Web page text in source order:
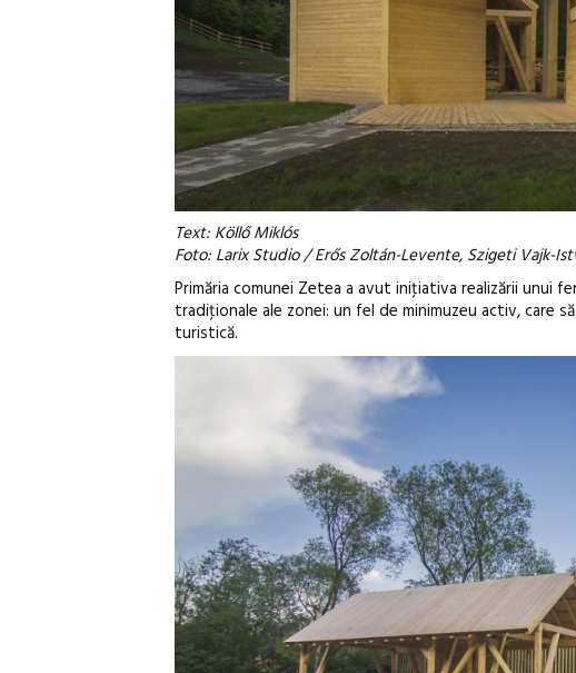
Text: Köllő Miklós
Foto: Larix Studio / Erős Zoltán-Levente, Szigeti Vajk-
Primăria comunei Zetea a avut iniţiativa realizării unui
tradiţionale ale zonei: un fel de minimuzeu activ, care
turistică.